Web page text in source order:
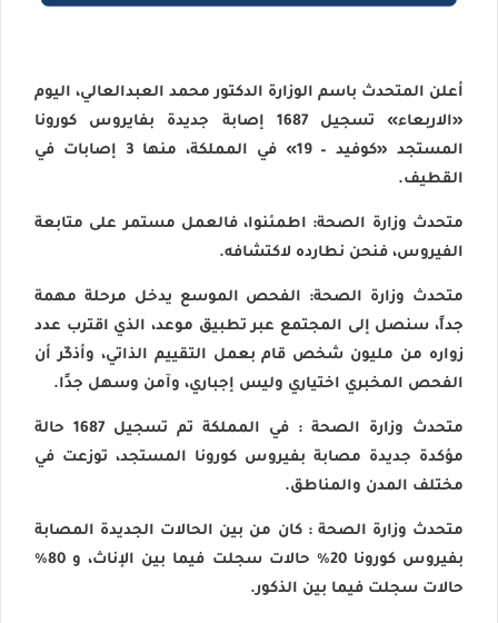
أعلن المتحدث باسم الوزارة الدكتور محمد العبدالعالي، اليوم
«الاربعاء» تسجيل 1687 إصابة جديدة بفايروس كورونا
المستجد «كوفيد – 19» في المملكة، منها 3 إصابات في
القطيف.
متحدث وزارة الصحة: اطمئنوا، فالعمل مستمر على متابعة
الفيروس، فنحن نطارده لاكتشافه.
متحدث وزارة الصحة: الفحص الموسع يدخل مرحلة مهمة
جداً، سنصل إلى المجتمع عبر تطبيق موعد، الذي اقترب عدد
زواره من مليون شخص قام بعمل التقييم الذاتي، وأذكّر أن
الفحص المخبري اختياري وليس إجباري، وآمن وسهل جدًا.
متحدث وزارة الصحة
: في المملكة تم تسجيل 1687 حالة
مؤكدة جديدة مصابة بفيروس كورونا المستجد، توزعت في
مختلف المدن والمناطق.
متحدث وزارة الصحة : كان من بين الحالات الجديدة المصابة
بفيروس كورونا
20% حالات سجلت فيما بين الإناث، و 80%
حالات سجلت فيما بين الذكور.